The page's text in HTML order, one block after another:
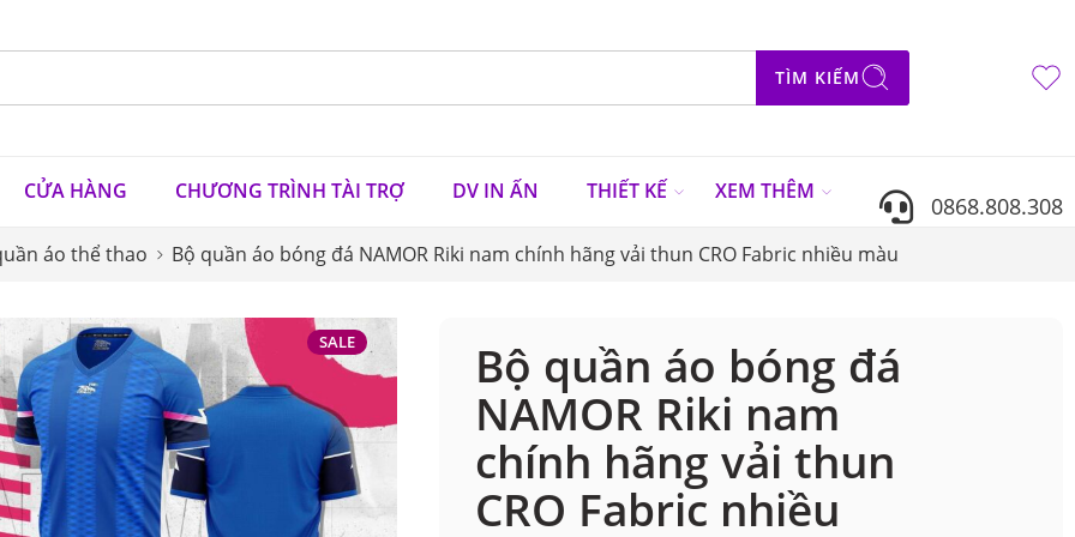
TÌM KIẾM
CỬA HÀNG CHƯƠNG TRÌNH TÀI TRỢ DV IN ẤN THIẾT KẾ XEM THÊM 0868.808.308
áo thể thao Bộ quần áo bóng đá NAMOR Riki nam chính hãng vải thun CRO Fabric nhiều màu
SALE
Bộ quần áo bóng đá
NAMOR Riki nam
chính hãng vải thun
CRO Fabric nhiều